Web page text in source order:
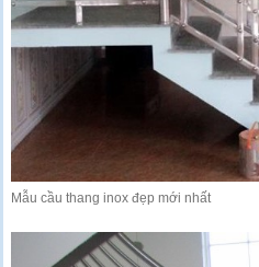
Mẫu cầu thang inox đẹp mới nhất